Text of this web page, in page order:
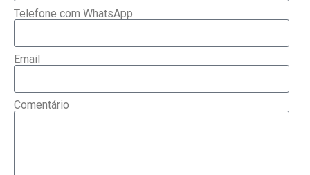
Telefone com WhatsApp
Email
Comentário